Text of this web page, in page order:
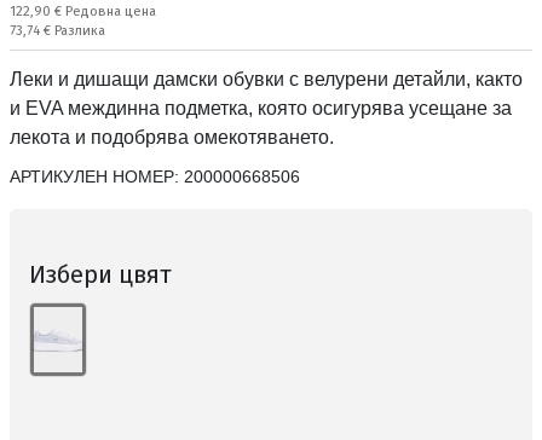
Редовна цена:
122,90 € Редовна цена
Спестявате:
73,74 € Разлика
Леки и дишащи дамски обувки с велурени детайли, както
и EVA междинна подметка, която осигурява усещане за
лекота и подобрява омекотяването.
АРТИКУЛЕН НОМЕР: 200000668506
Избери цвят